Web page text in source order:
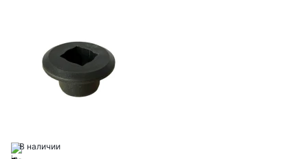
В наличии